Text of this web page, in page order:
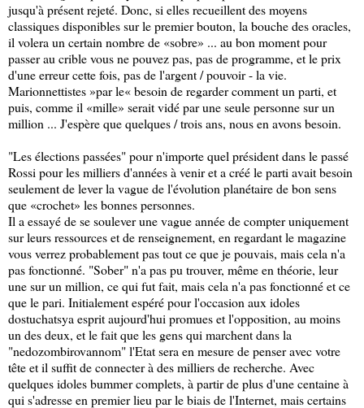
jusqu'à présent rejeté. Donc, si elles recueillent des moyens
classiques disponibles sur le premier bouton, la bouche des oracles,
il volera un certain nombre de «sobre» ... au bon moment pour
passer au crible vous ne pouvez pas, pas de programme, et le prix
d'une erreur cette fois, pas de l'argent / pouvoir - la vie.
Marionnettistes »par le« besoin de regarder comment un parti, et
puis, comme il «mille» serait vidé par une seule personne sur un
million ... J'espère que quelques / trois ans, nous en avons besoin.
"Les élections passées" pour n'importe quel président dans le passé
Rossi pour les milliers d'années à venir et a créé le parti avait besoin
seulement de lever la vague de l'évolution planétaire de bon sens
que «crochet» les bonnes personnes.
Il a essayé de se soulever une vague année de compter uniquement
sur leurs ressources et de renseignement, en regardant le magazine
vous verrez probablement pas tout ce que je pouvais, mais cela n'a
pas fonctionné. "Sober" n'a pas pu trouver, même en théorie, leur
une sur un million, ce qui fut fait, mais cela n'a pas fonctionné et ce
que le pari. Initialement espéré pour l'occasion aux idoles
dostuchatsya esprit aujourd'hui promues et l'opposition, au moins
un des deux, et le fait que les gens qui marchent dans la
"nedozombirovannom" l'Etat sera en mesure de penser avec votre
tête et il suffit de connecter à des milliers de recherche. Avec
quelques idoles bummer complets, à partir de plus d'une centaine à
qui s'adresse en premier lieu par le biais de l'Internet, mais certains